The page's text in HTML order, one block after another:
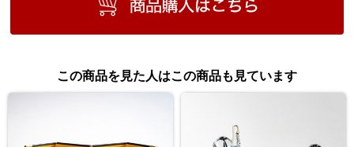
この商品を見た人はこの商品も見ています